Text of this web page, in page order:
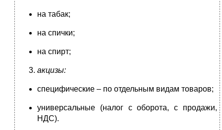
на табак;
на спички;
на спирт;
акцизы:
специфические – по отдельным видам товаров;
универсальные (налог с оборота, с продажи,
НДС).